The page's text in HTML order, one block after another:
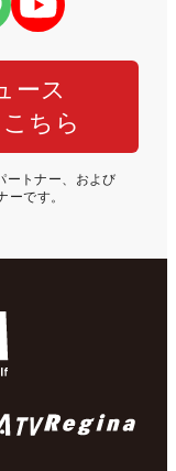
ース
ちら
ートナー、および
ーです。